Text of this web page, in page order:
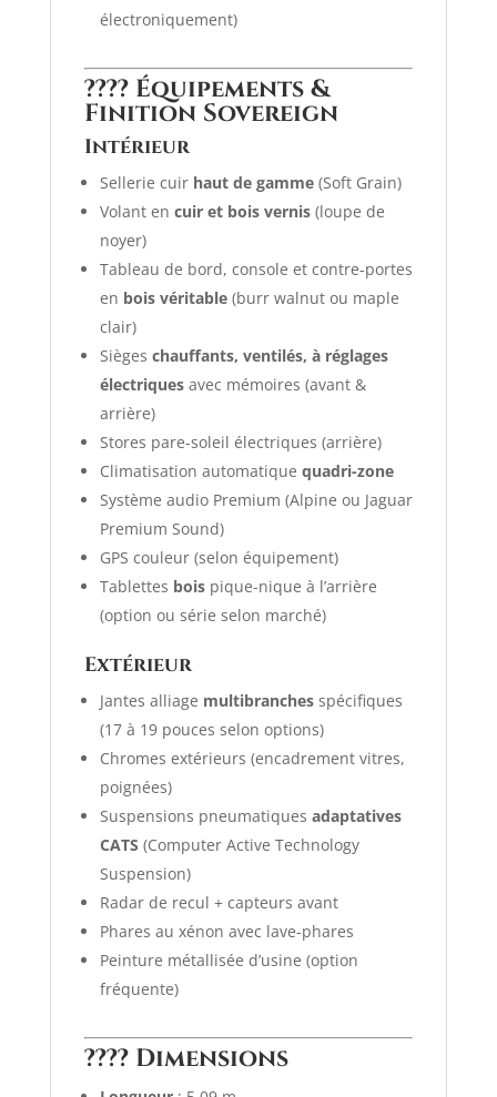
électroniquement)
????️ Équipements &
Finition Sovereign
Intérieur
Sellerie cuir haut de gamme(Soft Grain)
Volant en cuir et bois vernis(loupe de
noyer)
Tableau de bord, console et contre-portes
en bois véritable(burr walnut ou maple
clair)
Sièges chauffants, ventilés, à réglages
électriquesavec mémoires (avant &
arrière)
Stores pare-soleil électriques (arrière)
Climatisation automatique quadri-zone
Système audio Premium (Alpine ou Jaguar
Premium Sound)
GPS couleur (selon équipement)
Tablettes boispique-nique à l’arrière
(option ou série selon marché)
Extérieur
Jantes alliage multibranchesspécifiques
(17 à 19 pouces selon options)
Chromes extérieurs (encadrement vitres,
poignées)
Suspensions pneumatiques adaptatives
CATS (Computer Active Technology
Suspension)
Radar de recul + capteurs avant
Phares au xénon avec lave-phares
Peinture métallisée d’usine (option
fréquente)
???? Dimensions